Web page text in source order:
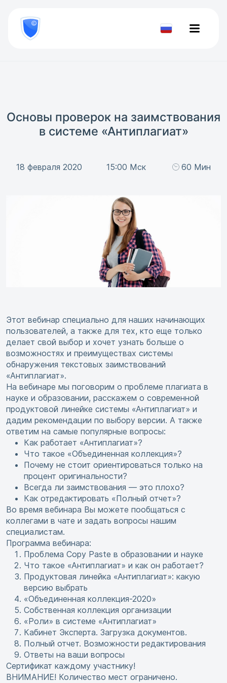
800
777-
81-Проверить
Основы проверок на заимствования
в системе «Антиплагиат»
18 февраля 2020 15:00 Мск 60 Мин
Этот вебинар специально для наших начинающих
пользователей, а также для тех, кто еще только
делает свой выбор и хочет узнать больше о
возможностях и преимуществах системы
обнаружения текстовых заимствований
«Антиплагиат».
На вебинаре мы поговорим о проблеме плагиата в
науке и образовании, расскажем о современной
продуктовой линейке системы «Антиплагиат» и
дадим рекомендации по выбору версии. А также
ответим на самые популярные вопросы:
Как работает «Антиплагиат»?
Что такое «Объединенная коллекция»?
Почему не стоит ориентироваться только на
процент оригинальности?
Всегда ли заимствования — это плохо?
Как отредактировать «Полный отчет»?
Во время вебинара Вы можете пообщаться с
коллегами в чате и задать вопросы нашим
специалистам.
Программа вебинара:
Проблема Copy Paste в образовании и науке
Что такое «Антиплагиат» и как он работает?
Продуктовая линейка «Антиплагиат»: какую
версию выбрать
«Объединенная коллекция-2020»
Собственная коллекция организации
«Роли» в системе «Антиплагиат»
Кабинет Эксперта. Загрузка документов.
Полный отчет. Возможности редактирования
Ответы на ваши вопросы
Сертификат каждому участнику!
ВНИМАНИЕ! Количество мест ограничено.